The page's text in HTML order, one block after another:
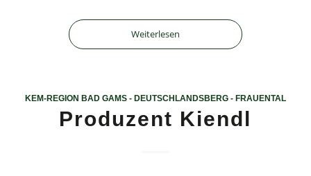
Weiterlesen
KEM-REGION BAD GAMS - DEUTSCHLANDSBERG - FRAUENTAL
Produzent Kiendl